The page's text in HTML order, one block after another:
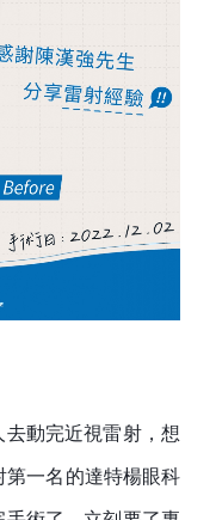
動完近視雷射，想
第一名的達特楊眼科